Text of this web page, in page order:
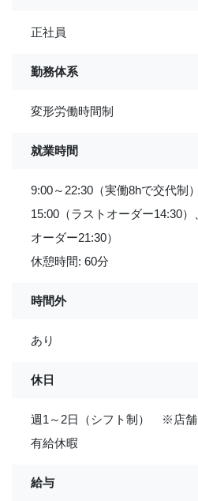
正社員
勤務体系
変形労働時間制
就業時間
9:00～22:30（実働8hで交代
15:00（ラストオーダー14:30）
オーダー21:30）
休憩時間: 60分
時間外
あり
休日
週1～2日（シフト制） ※店舗
有給休暇
給与